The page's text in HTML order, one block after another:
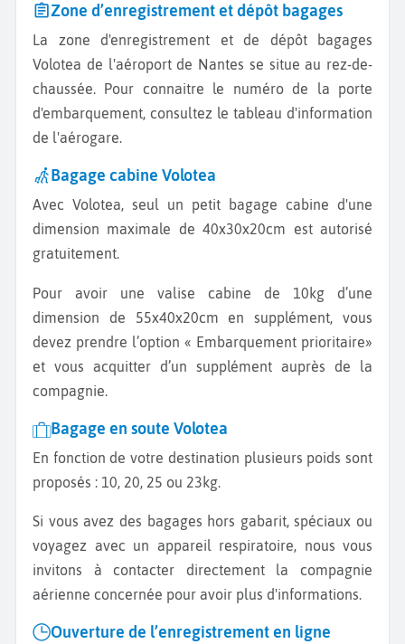
Zone d’enregistrement et dépôt bagages
La zone d'enregistrement et de dépôt bagages
Volotea de l'aéroport de Nantes se situe au rez-de-
chaussée. Pour connaitre le numéro de la porte
d'embarquement, consultez le tableau d'information
de l'aérogare.
Bagage cabine Volotea
Avec Volotea, seul un petit bagage cabine d'une
dimension maximale de 40x30x20cm est autorisé
gratuitement.
Pour avoir une valise cabine de 10kg d’une
dimension de 55x40x20cm en supplément, vous
devez prendre l’option « Embarquement prioritaire»
et vous acquitter d’un supplément auprès de la
compagnie.
Bagage en soute Volotea
En fonction de votre destination plusieurs poids sont
proposés : 10, 20, 25 ou 23kg.
Si vous avez des bagages hors gabarit, spéciaux ou
voyagez avec un appareil respiratoire, nous vous
invitons à contacter directement la compagnie
aérienne concernée pour avoir plus d'informations.
Ouverture de l’enregistrement en ligne